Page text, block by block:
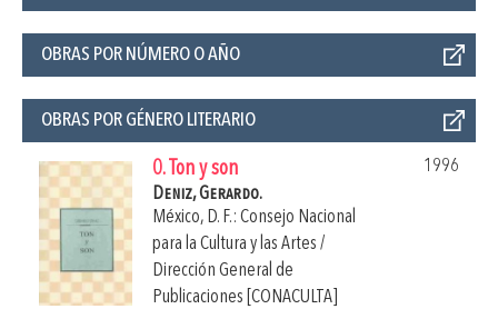
OBRAS POR NÚMERO O AÑO
OBRAS POR GÉNERO LITERARIO
0. Ton y son
1996
Deniz, Gerardo.
México, D. F.: Consejo Nacional
para la Cultura y las Artes /
Dirección General de
Publicaciones [CONACULTA]